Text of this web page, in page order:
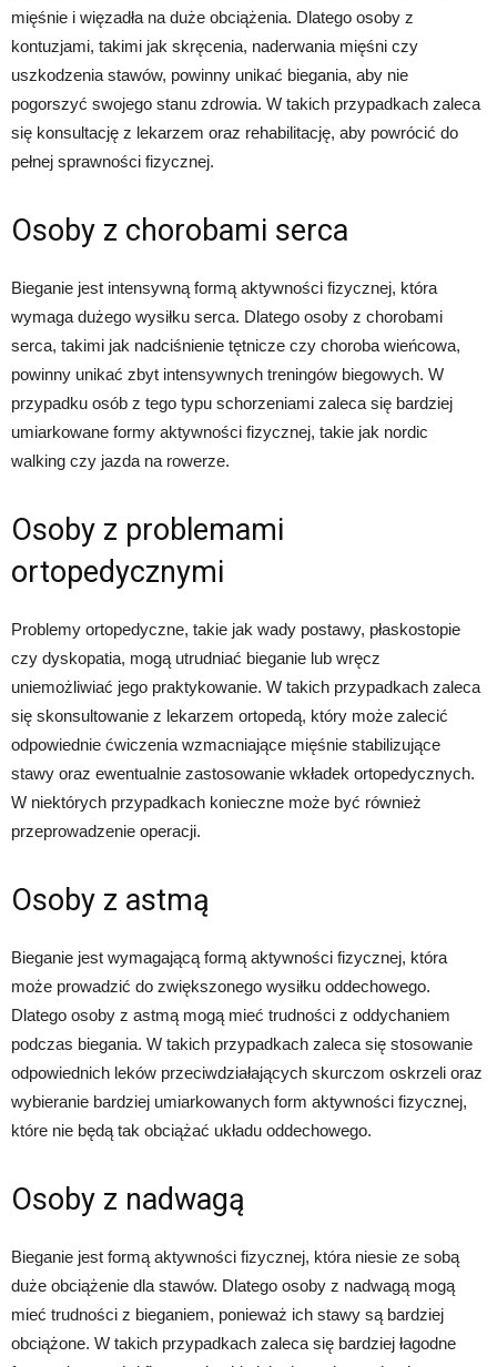
mięśnie i więzadła na duże obciążenia. Dlatego osoby z
kontuzjami, takimi jak skręcenia, naderwania mięśni czy
uszkodzenia stawów, powinny unikać biegania, aby nie
pogorszyć swojego stanu zdrowia. W takich przypadkach zaleca
się konsultację z lekarzem oraz rehabilitację, aby powrócić do
pełnej sprawności fizycznej.
Osoby z chorobami serca
Bieganie jest intensywną formą aktywności fizycznej, która
wymaga dużego wysiłku serca. Dlatego osoby z chorobami
serca, takimi jak nadciśnienie tętnicze czy choroba wieńcowa,
powinny unikać zbyt intensywnych treningów biegowych. W
przypadku osób z tego typu schorzeniami zaleca się bardziej
umiarkowane formy aktywności fizycznej, takie jak nordic
walking czy jazda na rowerze.
Osoby z problemami
ortopedycznymi
Problemy ortopedyczne, takie jak wady postawy, płaskostopie
czy dyskopatia, mogą utrudniać bieganie lub wręcz
uniemożliwiać jego praktykowanie. W takich przypadkach zaleca
się skonsultowanie z lekarzem ortopedą, który może zalecić
odpowiednie ćwiczenia wzmacniające mięśnie stabilizujące
stawy oraz ewentualnie zastosowanie wkładek ortopedycznych.
W niektórych przypadkach konieczne może być również
przeprowadzenie operacji.
Osoby z astmą
Bieganie jest wymagającą formą aktywności fizycznej, która
może prowadzić do zwiększonego wysiłku oddechowego.
Dlatego osoby z astmą mogą mieć trudności z oddychaniem
podczas biegania. W takich przypadkach zaleca się stosowanie
odpowiednich leków przeciwdziałających skurczom oskrzeli oraz
wybieranie bardziej umiarkowanych form aktywności fizycznej,
które nie będą tak obciążać układu oddechowego.
Osoby z nadwagą
Bieganie jest formą aktywności fizycznej, która niesie ze sobą
duże obciążenie dla stawów. Dlatego osoby z nadwagą mogą
mieć trudności z bieganiem, ponieważ ich stawy są bardziej
obciążone. W takich przypadkach zaleca się bardziej łagodne